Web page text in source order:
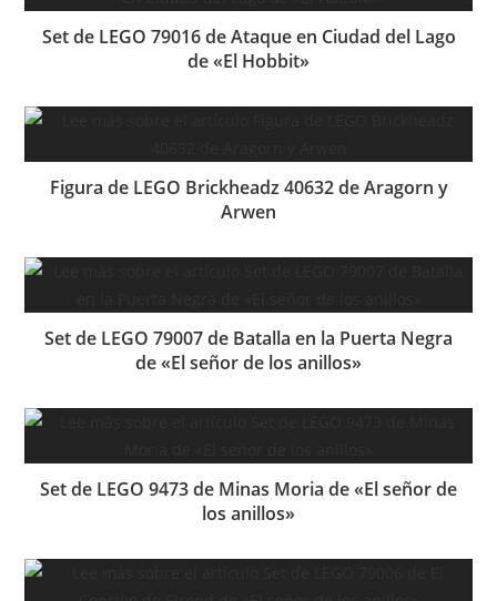
Set de LEGO 79016 de Ataque en Ciudad del Lago
de «El Hobbit»
Figura de LEGO Brickheadz 40632 de Aragorn y
Arwen
Set de LEGO 79007 de Batalla en la Puerta Negra
de «El señor de los anillos»
Set de LEGO 9473 de Minas Moria de «El señor de
los anillos»